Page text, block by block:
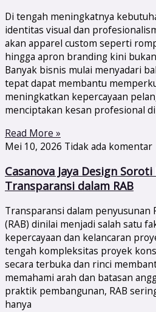
Di tengah meningkatnya
identitas visual dan
akan apparel custom seperti
hingga apron branding kini
Banyak bisnis mulai menyadari
tepat dapat membantu
meningkatkan kepercayaan
menciptakan kesan profesional di
Read More »
Mei 10, 2026 Tidak ada komentar
Casanova Jaya Design
Transparansi dalam RAB
Transparansi dalam penyusunan
(RAB) dinilai menjadi salah satu
kepercayaan dan kelancaran
tengah kompleksitas proyek
secara terbuka dan rinci
memahami arah dan batasan
praktik pembangunan, RAB
hanya